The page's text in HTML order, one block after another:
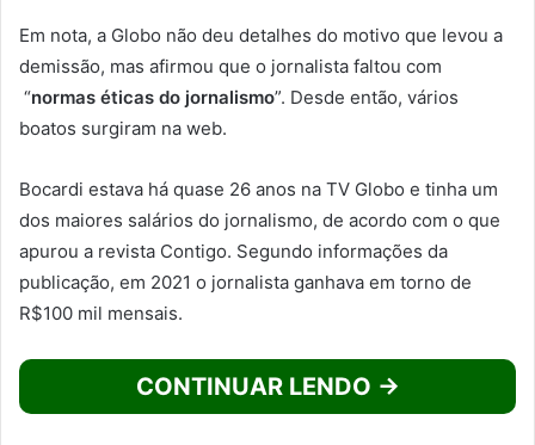
Em nota, a Globo não deu detalhes do motivo que levou a
demissão, mas afirmou que o jornalista faltou com
“normas éticas do jornalismo”. Desde então, vários
boatos surgiram na web.
Bocardi estava há quase 26 anos na TV Globo e tinha um
dos maiores salários do jornalismo, de acordo com o que
apurou a revista Contigo. Segundo informações da
publicação, em 2021 o jornalista ganhava em torno de
R$100 mil mensais.
CONTINUAR LENDO →